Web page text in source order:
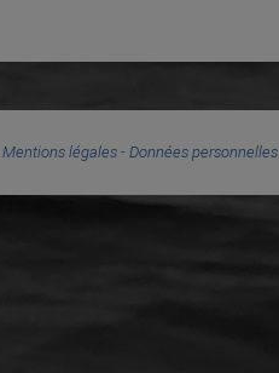
Mentions légales - Données personnelles